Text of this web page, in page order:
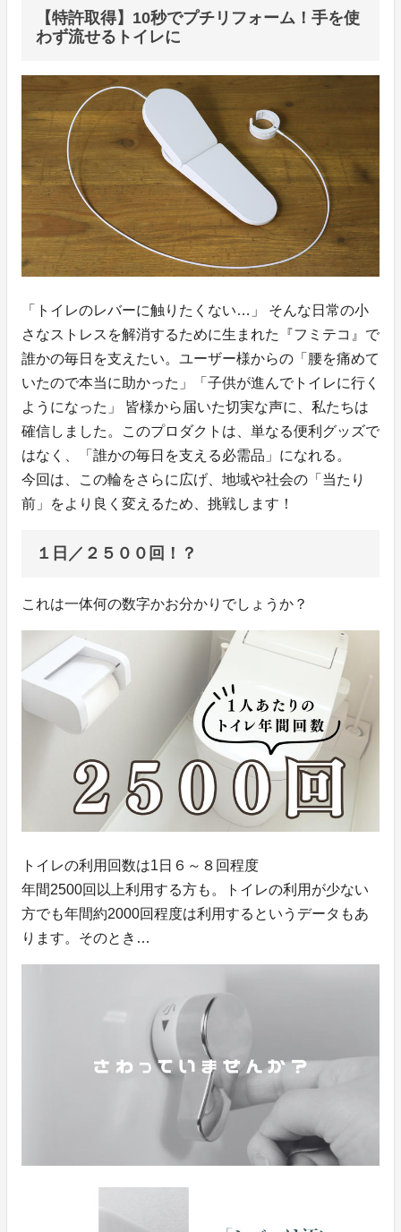
【特許取得】10秒でプチリフォーム！手を使
わず流せるトイレに
「トイレのレバーに触りたくない…」 そんな日常の小
さなストレスを解消するために生まれた『フミテコ』で
誰かの毎日を支えたい。ユーザー様からの「腰を痛めて
いたので本当に助かった」「子供が進んでトイレに行く
ようになった」 皆様から届いた切実な声に、私たちは
確信しました。このプロダクトは、単なる便利グッズで
はなく、「誰かの毎日を支える必需品」になれる。
今回は、この輪をさらに広げ、地域や社会の「当たり
前」をより良く変えるため、挑戦します！
１日／２５００回！？
これは一体何の数字かお分かりでしょうか？
トイレの利用回数は1日６～８回程度
年間2500回以上利用する方も。トイレの利用が少ない
方でも年間約2000回程度は利用するというデータもあ
ります。そのとき…